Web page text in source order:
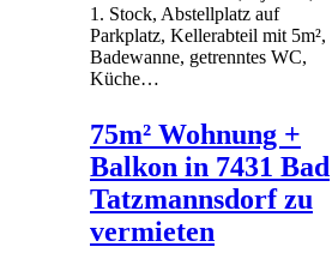
1. Stock, Abstellplatz auf
Parkplatz, Kellerabteil mit 5m²,
Badewanne, getrenntes WC,
Küche…
75m² Wohnung +
Balkon in 7431 Bad
Tatzmannsdorf zu
vermieten